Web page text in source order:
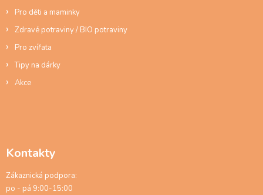
Pro děti a maminky
Zdravé potraviny / BIO potraviny
Pro zvířata
Tipy na dárky
Akce
Kontakty
Zákaznická podpora:
po - pá 9:00-15:00